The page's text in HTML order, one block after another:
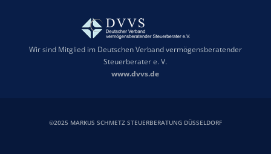
Wir sind Mitglied im Deutschen Verband vermögensberatender
Steuerberater e. V.
www.dvvs.de
©2025 MARKUS SCHMETZ STEUERBERATUNG DÜSSELDORF